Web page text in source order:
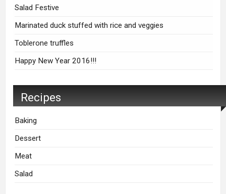
Salad Festive
Marinated duck stuffed with rice and veggies
Toblerone truffles
Happy New Year 2016!!!
Recipes
Baking
Dessert
Meat
Salad